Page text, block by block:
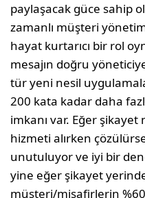
paylaşacak güce sahip
zamanlı müşteri
hayat kurtarıcı bir rol
mesajın doğru
tür yeni nesil
200 kata kadar daha
imkanı var. Eğer
hizmeti alırken
unutuluyor ve iyi bir
yine eğer şikayet
müşteri/misafirlerin